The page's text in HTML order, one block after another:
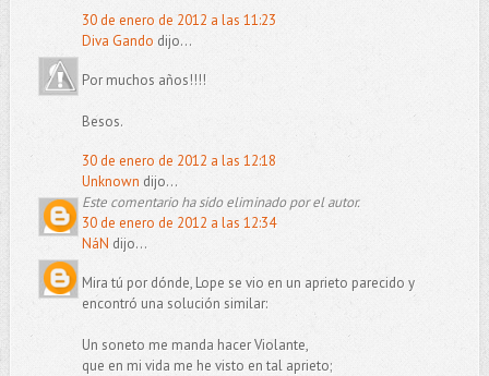
30 de enero de 2012 a las 11:23
Diva Gando dijo...
Por muchos años!!!!
Besos.
30 de enero de 2012 a las 12:18
Unknown dijo...
Este comentario ha sido eliminado por el autor.
30 de enero de 2012 a las 12:34
NáN dijo...
Mira tú por dónde, Lope se vio en un aprieto parecido y
encontró una solución similar:
Un soneto me manda hacer Violante,
que en mi vida me he visto en tal aprieto;